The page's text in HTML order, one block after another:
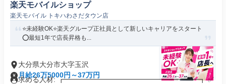
楽天モバイルショップ
楽天モバイル トキハわさだタウン店
⭐️未経験OK⭐️楽天グループ正社員として新しいキャリアをスタート
⭕️最短1年で店長昇格も...
大分県大分市大字玉沢
月給26万5000円～37万円
求める人材: ┏━━━━━━━━━━━━━━━━━━━┓ ✅️